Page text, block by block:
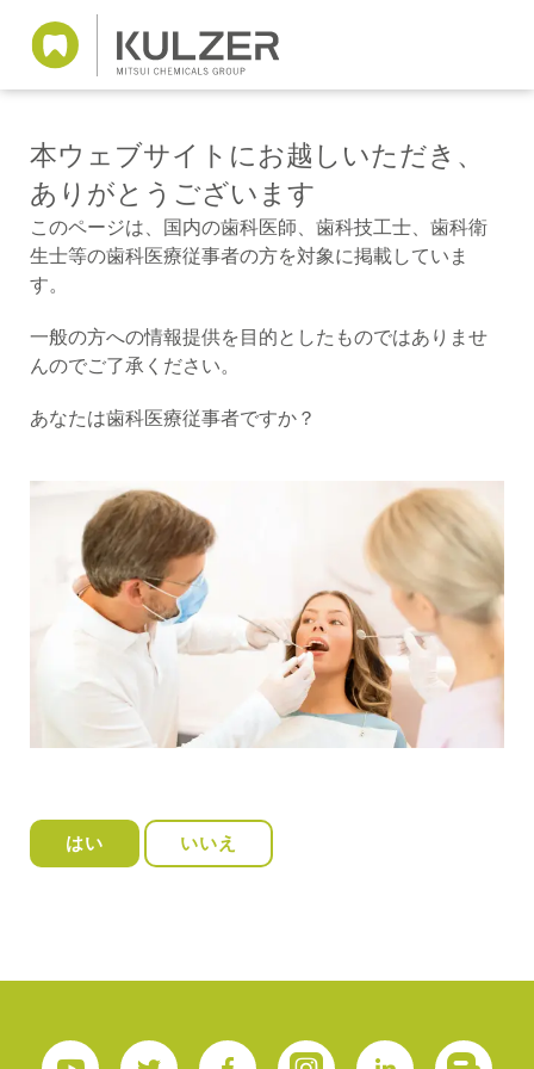
本ウェブサイトにお越しいただき、
ありがとうございます
このページは、国内の歯科医師、歯科技工士、歯科衛
生士等の歯科医療従事者の方を対象に掲載していま
す。
一般の方への情報提供を目的としたものではありませ
んのでご了承ください。
あなたは歯科医療従事者ですか？